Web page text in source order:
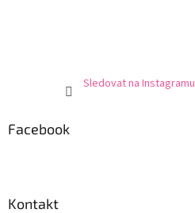
Sledovat na Instagramu
Facebook
Kontakt